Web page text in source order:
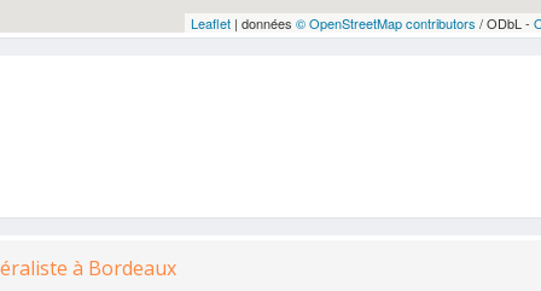
Leaflet| données © OpenStreetMap contributors / ODbL -
à Bordeaux